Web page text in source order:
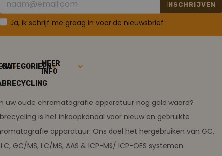
INSCHRIJVEN
Ja, ik schrijf me graag in voor de nieuwsbrief
CATEGORIEËNMEER
INFO
uw oude chromatografie apparatuur nog geld waard?
is het inkoopkanaal voor nieuw en gebruikte
apparatuur. Ons doel het hergebruiken van GC,
GC/MS, LC/MS, AAS & ICP-MS/ ICP-OES systemen.